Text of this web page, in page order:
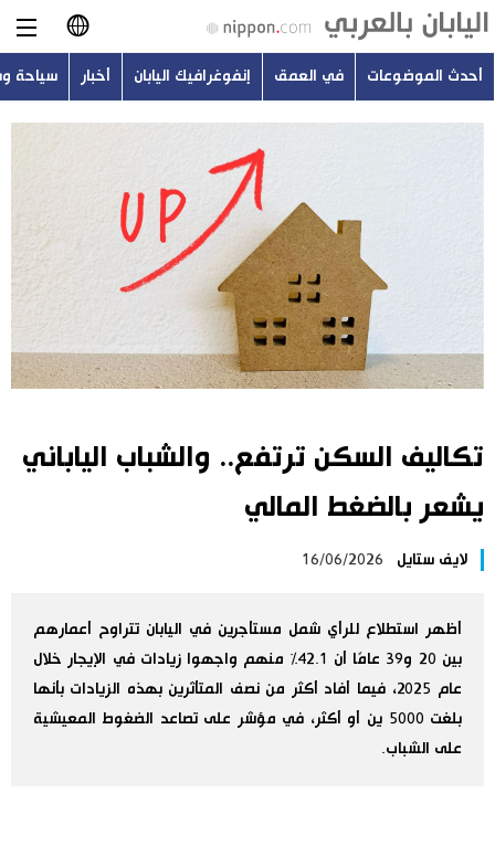
日本語
简体字
Español
إنفوغرافيك اليابان
سياحة وسفر
اليابان في فيديو
علوم وتكنولوجيا
الأقسام
أحدث الموضوعات في العمق إنفوغرافيك اليابان أخبار سياحة
تكاليف السكن ترتفع.. والشباب الياباني
يشعر بالضغط المالي
لايف ستايل 16/06/2026
أظهر استطلاع للرأي شمل مستأجرين في اليابان تتراوح أعمارهم
بين 20 و39 عامًا أن 42.1% منهم واجهوا زيادات في الإيجار خلال
عام 2025، فيما أفاد أكثر من نصف المتأثرين بهذه الزيادات بأنها
بلغت 5000 ين أو أكثر، في مؤشر على تصاعد الضغوط المعيشية
على الشباب.